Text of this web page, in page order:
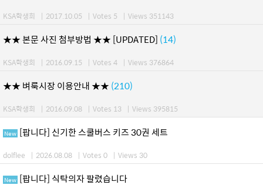
KSA학생회 | 2017.10.05 | Votes 5 | Views 351143
★★ 본문 사진 첨부방법 ★★ [UPDATED] (14)
KSA학생회 | 2016.09.15 | Votes 4 | Views 376864
★★ 벼룩시장 이용안내 ★★ (210)
KSA학생회 | 2016.09.08 | Votes 13 | Views 395815
New [팝니다] 신기한 스쿨버스 키즈 30권 세트
dolflee | 2026.08.08 | Votes 0 | Views 30
New [팝니다] 식탁의자 팔렸습니다